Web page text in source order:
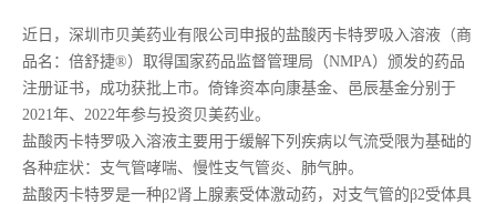
近日，深圳市贝美药业有限公司申报的盐酸丙卡特罗吸入溶液（商
品名：倍舒捷®）取得国家药品监督管理局（NMPA）颁发的药品
注册证书，成功获批上市。倚锋资本向康基金、邑辰基金分别于
2021年、2022年参与投资贝美药业。
盐酸丙卡特罗吸入溶液主要用于缓解下列疾病以气流受限为基础的
各种症状：支气管哮喘、慢性支气管炎、肺气肿。
盐酸丙卡特罗是一种β2肾上腺素受体激动药，对支气管的β2受体具